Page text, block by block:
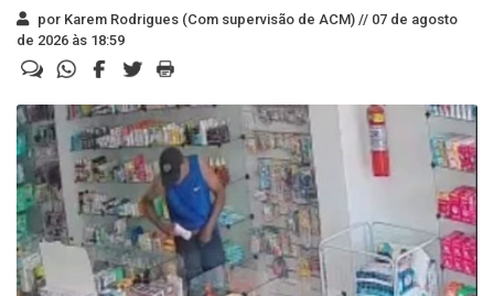
por Karem Rodrigues (Com supervisão de ACM) // 07 de agosto
de 2026 às 18:59